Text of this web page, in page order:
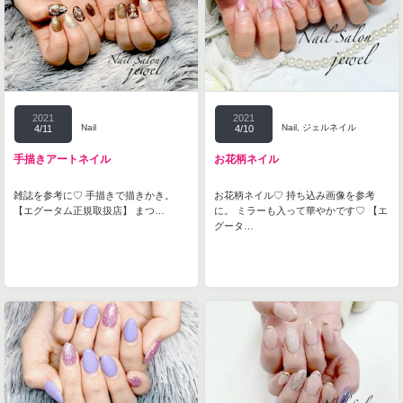
2021
4/11
Nail
手描きアートネイル
雑誌を参考に♡ 手描きで描きかき。
【エグータム正規取扱店】 まつ…
2021
4/10
Nail ジェルネイル
お花柄ネイル
お花柄ネイル♡ 持ち込み画像を参考
に。 ミラーも入って華やかです♡ 【エ
グータ…